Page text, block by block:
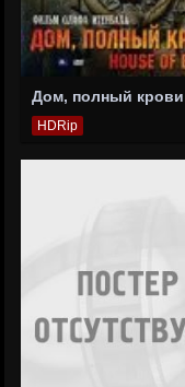
Дом, полный крови
HDRip